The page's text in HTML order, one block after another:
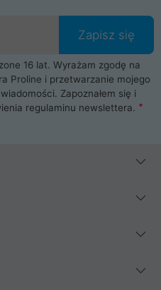
Zapisz się
16 lat. Wyrażam zgodę na
Proline i przetwarzanie mojego
Zapoznałem się i
regulaminu newslettera.